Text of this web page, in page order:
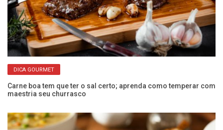
DICA GOURMET
Carne boa tem que ter o sal certo; aprenda como temperar com
maestria seu churrasco